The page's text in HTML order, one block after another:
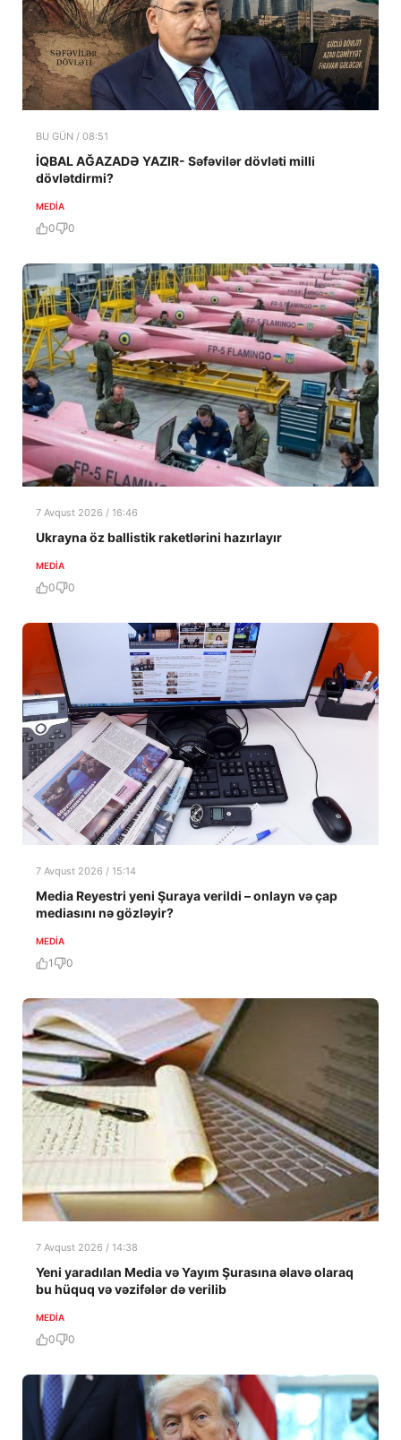
BU GÜN / 08:51
İQBAL AĞAZADƏ YAZIR- Səfəvilər dövləti milli
dövlətdirmi?
MEDİA
0 0
7 Avqust 2026 / 16:46
Ukrayna öz ballistik raketlərini hazırlayır
MEDİA
0 0
7 Avqust 2026 / 15:14
Media Reyestri yeni Şuraya verildi – onlayn və çap
mediasını nə gözləyir?
MEDİA
1 0
7 Avqust 2026 / 14:38
Yeni yaradılan Media və Yayım Şurasına əlavə olaraq
bu hüquq və vəzifələr də verilib
MEDİA
0 0